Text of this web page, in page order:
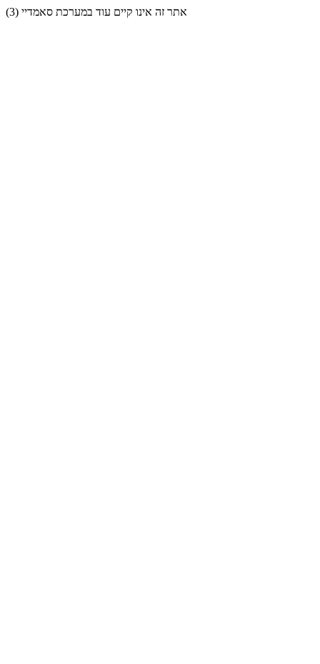
אתר זה אינו קיים עוד במערכת סאמדיי (3)